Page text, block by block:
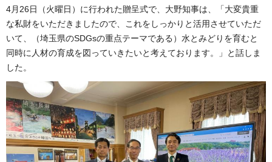
4月26日（火曜日）に行われた贈呈式で、大野知事は、「大変貴重
な私財をいただきましたので、これをしっかりと活用させていただ
いて、（埼玉県のSDGsの重点テーマである）水とみどりを育むと
同時に人材の育成を図っていきたいと考えております。」と話しま
した。